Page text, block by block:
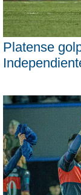
Platense